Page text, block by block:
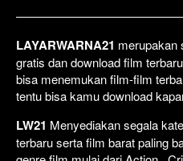
LAYARWARNA21 merupakan
gratis dan download film
bisa menemukan film-film
tentu bisa kamu download
LW21 Menyediakan segala
terbaru serta film barat paling